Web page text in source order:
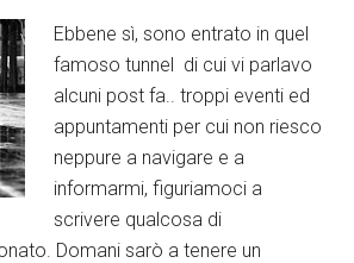
Ebbene sì, sono entrato in quel
famoso tunnel di cui vi parlavo
alcuni post fa.. troppi eventi ed
appuntamenti per cui non riesco
neppure a navigare e a
informarmi, figuriamoci a
scrivere qualcosa di
Domani sarò a tenere un